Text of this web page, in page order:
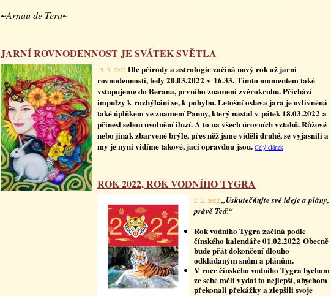
~Arnau de Tera~
JARNÍ ROVNODENNOST JE SVÁTEK SVĚTLA
15. 3. 2022 Dle přírody a astrologie začíná nový rok až jarní
rovnodenností, tedy 20.03.2022 v 16­.33. Tímto momentem také
vstupujeme do Berana, prvního znamení zvěrokruhu. Přichází
impulzy k rozhýbání se, k pohybu.Letošní oslava jara je ovlivněná
také úplňkem ve znamení Panny, který nastal v pátek 18.03.2022 a
přinesl sebou uvolnění iluzí. A to na všech úrovních vztahů. Růžové
nebo jinak zbarvené brýle, přes něž jsme viděli druhé, se vyjasnili a
my je nyní vidíme takové, jací opravdou jsou. Celý článek
ROK 2022, ROK VODNÍHO TYGRA
2. 2. 2022 „Uskutečňujte své ideje a plány,
právě Teď.“
Rok vodního Tygra začíná podle
čínského kalendáře 01.02.2022 Obecně
bude přát dokončení dlouho
odkládaným snům a plánům.
V roce čínského vodního Tygra bychom
ze sebe měli vydat to nejlepší, abychom
překonali překážky a zlepšili svoje